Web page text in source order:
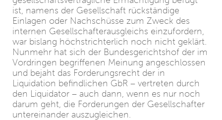
ist, namens der Gesellschaft rückständige
Einlagen oder Nachschüsse zum Zweck des
internen Gesellschafterausgleichs einzufordern,
war bislang höchstrichterlich noch nicht geklärt.
Nunmehr hat sich der Bundesgerichtshof der im
Vordringen begriffenen Meinung angeschlossen
und bejaht das Forderungsrecht der in
Liquidation befindlichen GbR – vertreten durch
den Liquidator – auch dann, wenn es nur noch
darum geht, die Forderungen der Gesellschafter
untereinander auszugleichen.